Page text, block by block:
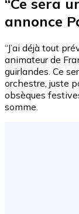
“Ce sera
annonce
“J’ai déjà tout
animateur de
guirlandes. Ce
orchestre, juste
obsèques
somme.